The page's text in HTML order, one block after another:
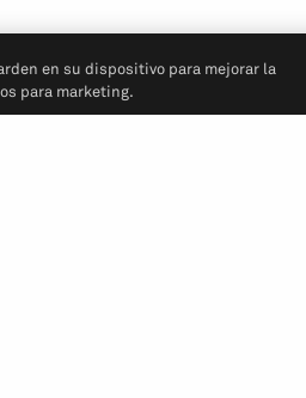
en su dispositivo para mejorar la
para marketing.